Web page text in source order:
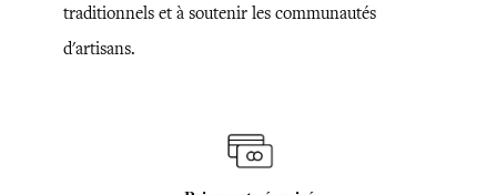
traditionnels et à soutenir les communautés
d'artisans.